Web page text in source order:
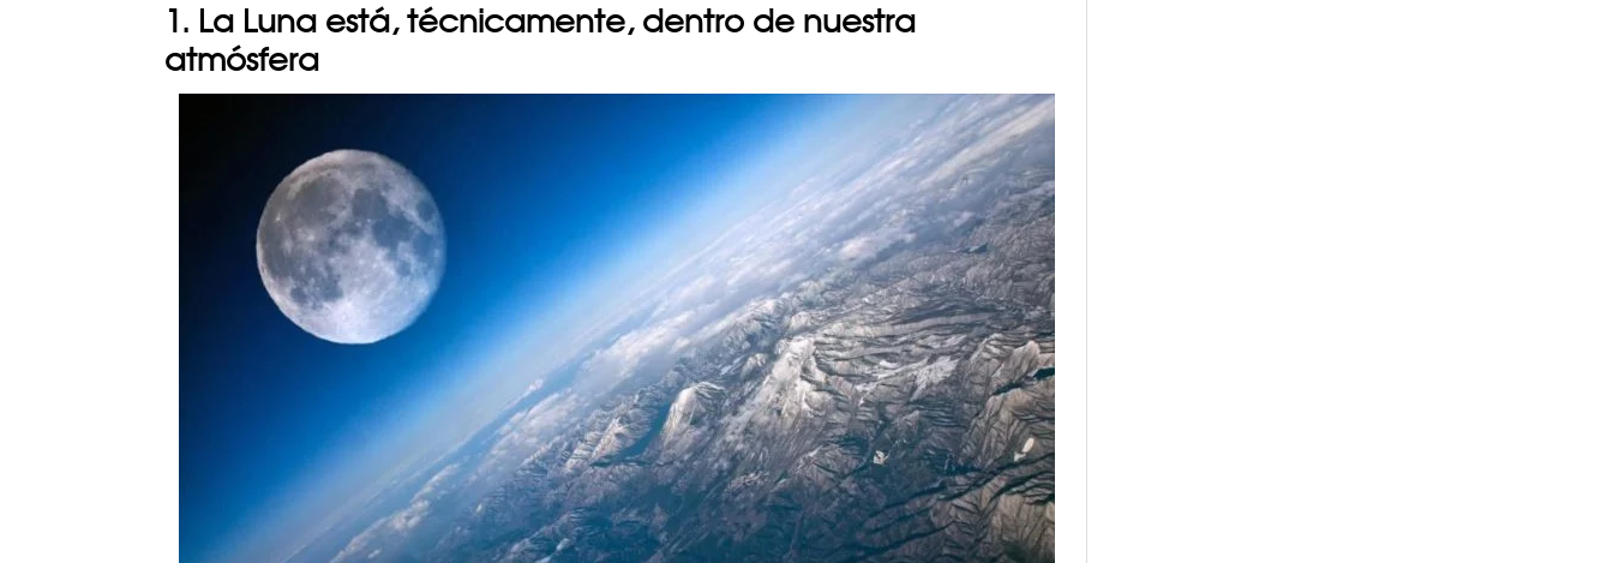
1. La Luna está, técnicamente, dentro de nuestra
atmósfera